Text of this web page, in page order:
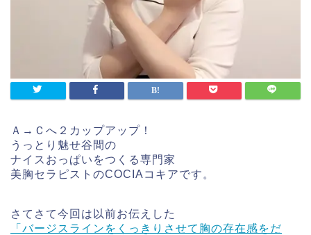
Ａ→Ｃへ２カップアップ！
うっとり魅せ谷間の
ナイスおっぱいをつくる専門家
美胸セラピストのCOCIAコキアです。
さてさて今回は 以前お伝えした
「バージスラインをくっきりさせて胸の存在感をだ